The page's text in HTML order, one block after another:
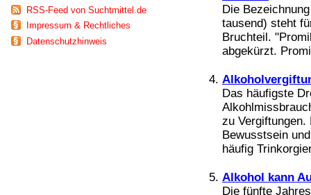
Die
tausend) steht
Bruchteil.
abgekürzt.
Das häufigste
zu Vergiftungen.
Bewusstsein
häufig
Alkohol kann
Die fünfte
Computersucht
Ess-Brechsucht
Essstörungen
Fernsehsucht
RSS-Feed von Suchtmittel.de
Impressum & Rechtliches
Datenschutzhinweis